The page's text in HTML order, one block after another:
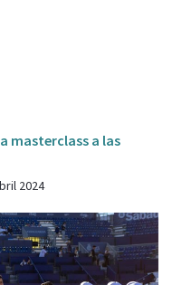
masterclass a las
2024